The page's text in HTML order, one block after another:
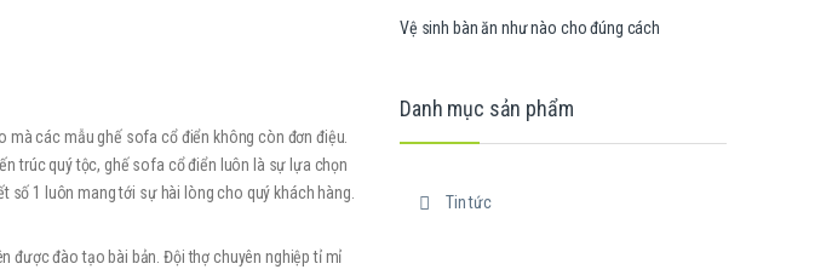
các mẫu ghế sofa cổ điển không còn đơn điệu.
trúc quý tộc, ghế sofa cổ điển luôn là sự lựa chọn
số 1 luôn mang tới sự hài lòng cho quý khách hàng.
được đào tạo bài bản. Đội thợ chuyên nghiệp tỉ mỉ
Vệ sinh bàn ăn như nào cho đúng cách
Danh mục sản phẩm
Tin tức